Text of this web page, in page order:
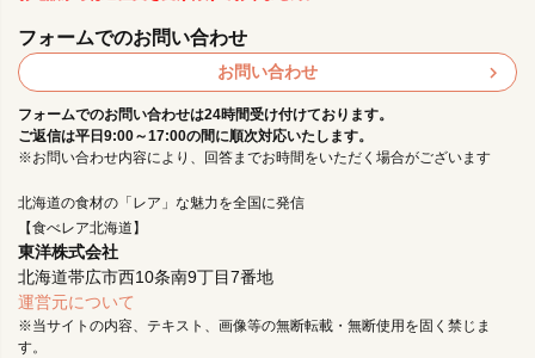
北海道の食材の「レア」な魅力を全国に発信
【食べレア北海道】
東洋株式会社
北海道帯広市西10条南9丁目7番地
運営元について
※当サイトの内容、テキスト、画像等の無断転載・無断使用を固く禁じま
す。
フォームでのお問い合わせ
お問い合わせ
フォームでのお問い合わせは24時間受け付けております。
ご返信は平日9:00～17:00の間に順次対応いたします。
※お問い合わせ内容により、回答までお時間をいただく場合がございます